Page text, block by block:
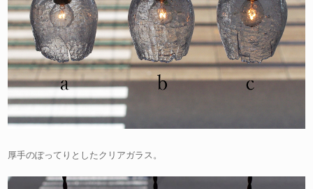
厚手のぽってりとしたクリアガラス。